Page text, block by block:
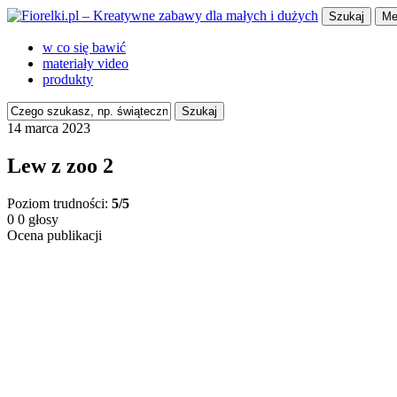
Szukaj
w co się bawić
materiały video
produkty
Szukaj
14 marca 2023
Lew z zoo 2
Poziom trudności: 5/5
0 0 głosy
Ocena publikacji